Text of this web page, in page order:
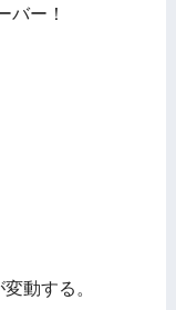
バー！
動する。